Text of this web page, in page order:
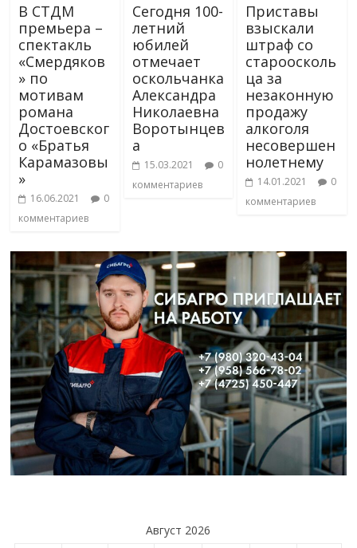
В СТДМ
премьера –
спектакль
«Смердяков
» по
мотивам
романа
Достоевског
о «Братья
Карамазовы
»
16.06.2021
0
комментариев
Сегодня 100-
летний
юбилей
отмечает
оскольчанка
Александра
Николаевна
Воротынцев
а
15.03.2021
0
комментариев
Приставы
взыскали
штраф со
староосколь
ца за
незаконную
продажу
алкоголя
несовершен
нолетнему
14.01.2021
0
комментариев
Август 2026